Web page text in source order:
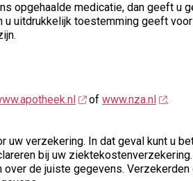
opgehaalde medicatie, dan geeft u
uitdrukkelijk toestemming geeft
of www.nza.nl .
verzekering. In dat geval kunt u
bij uw
de juiste gegevens.